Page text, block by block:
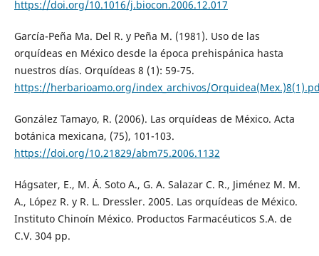
https://doi.org/10.1016/j.biocon.2006.12.017
García-Peña Ma. Del R. y Peña M. (1981). Uso de las
orquídeas en México desde la época prehispánica hasta
nuestros días. Orquídeas 8 (1): 59-75.
https://herbarioamo.org/index_archivos/
González Tamayo, R. (2006). Las orquídeas de México. Acta
botánica mexicana, (75), 101-103.
https://doi.org/10.21829/abm75.2006.1132
Hágsater, E., M. Á. Soto A., G. A. Salazar C. R., Jiménez M. M.
A., López R. y R. L. Dressler. 2005. Las orquídeas de México.
Instituto Chinoín México. Productos Farmacéuticos S.A. de
C.V. 304 pp.